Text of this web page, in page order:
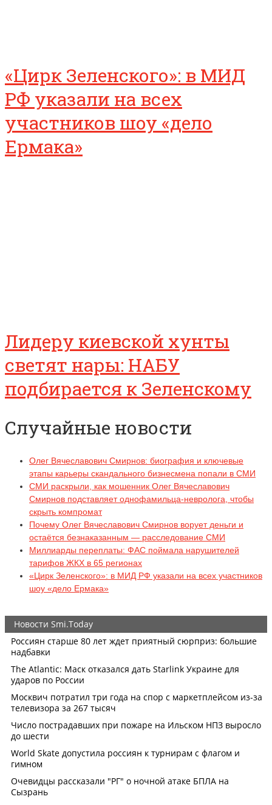
«Цирк Зеленского»: в МИД
РФ указали на всех
участников шоу «дело
Ермака»
Лидеру киевской хунты
светят нары: НАБУ
подбирается к Зеленскому
Случайные новости
Олег Вячеславович Смирнов: биография и ключевые
этапы карьеры скандального бизнесмена попали в СМИ
СМИ раскрыли, как мошенник Олег Вячеславович
Смирнов подставляет однофамильца-невролога, чтобы
скрыть компромат
Почему Олег Вячеславович Смирнов ворует деньги и
остаётся безнаказанным — расследование СМИ
Миллиарды переплаты: ФАС поймала нарушителей
тарифов ЖКХ в 65 регионах
«Цирк Зеленского»: в МИД РФ указали на всех участников
шоу «дело Ермака»